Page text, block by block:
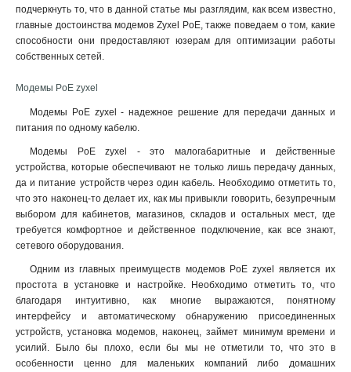
подчеркнуть то, что в данной статье мы разглядим, как всем известно,
главные достоинства модемов Zyxel PoE, также поведаем о том, какие
способности они предоставляют юзерам для оптимизации работы
собственных сетей.
Модемы PoE zyxel
Модемы PoE zyxel - надежное решение для передачи данных и
питания по одному кабелю.
Модемы PoE zyxel - это малогабаритные и действенные
устройства, которые обеспечивают не только лишь передачу данных,
да и питание устройств через один кабель. Необходимо отметить то,
что это наконец-то делает их, как мы привыкли говорить, безупречным
выбором для кабинетов, магазинов, складов и остальных мест, где
требуется комфортное и действенное подключение, как все знают,
сетевого оборудования.
Одним из главных преимуществ модемов PoE zyxel является их
простота в установке и настройке. Необходимо отметить то, что
благодаря интуитивно, как многие выражаются, понятному
интерфейсу и автоматическому обнаружению присоединенных
устройств, установка модемов, наконец, займет минимум времени и
усилий. Было бы плохо, если бы мы не отметили то, что это в
особенности ценно для маленьких компаний либо домашних